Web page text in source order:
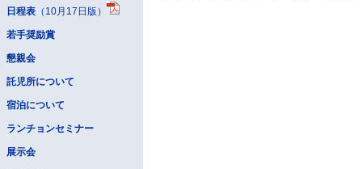
日程表 （10月17日版）
若手奨励賞
懇親会
託児所について
宿泊について
ランチョンセミナー
展示会